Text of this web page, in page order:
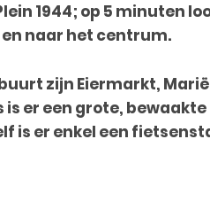
1944; op 5 minuten
naar het centrum.
zijn Eiermarkt,
is er een grote,
is er enkel een